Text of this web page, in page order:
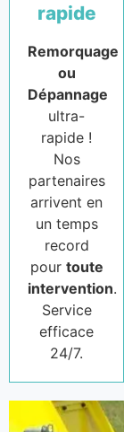
rapide
Remorquage
ou
Dépannage
ultra-
rapide !
Nos
partenaires
arrivent en
un temps
record
pour toute
intervention.
Service
efficace
24/7.